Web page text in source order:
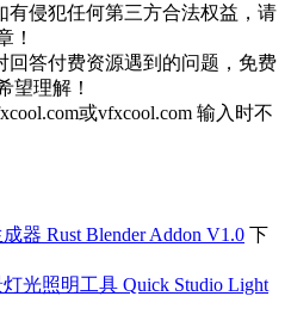
有侵犯任何第三方合法权益，请
！
回答付费资源遇到的问题，免费
望理解！
或vfxcool.com 输入时不
器 Rust Blender Addon V1.0 下
光照明工具 Quick Studio Light